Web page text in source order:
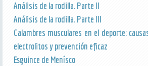
Análisis de la rodilla. Parte II
Análisis de la rodilla. Parte III
Calambres musculares en el deporte:
electrolitos y prevención eficaz
Esguince de Menísco